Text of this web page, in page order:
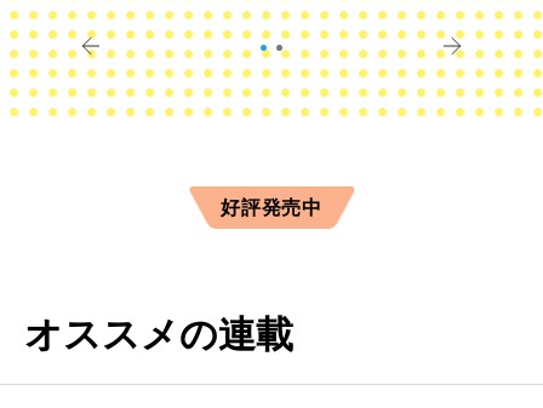
きに
すか？
好評発売中
オススメの連載